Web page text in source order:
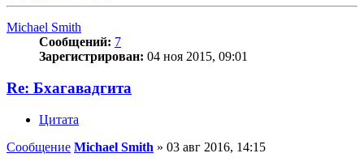
Michael Smith
Сообщений: 7
Зарегистрирован: 04 ноя 2015, 09:01
Re: Бхагавадгита
Цитата
Сообщение Michael Smith » 03 авг 2016, 14:15